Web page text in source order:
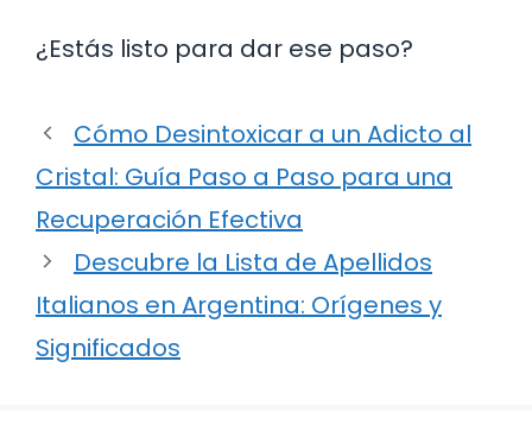
¿Estás listo para dar ese paso?
Cómo Desintoxicar a un Adicto al
Cristal: Guía Paso a Paso para una
Recuperación Efectiva
Descubre la Lista de Apellidos
Italianos en Argentina: Orígenes y
Significados